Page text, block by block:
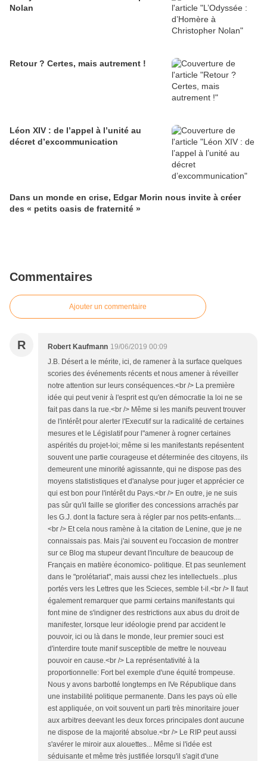
Nolan
Retour ? Certes, mais autrement !
Léon XIV : de l’appel à l’unité au
décret d’excommunication
Dans un monde en crise, Edgar Morin nous invite à créer
des « petits oasis de fraternité »
Commentaires
Ajouter un commentaire
R Robert Kaufmann 19/06/2019 00:09
J.B. Désert a le mérite, ici, de ramener à la surface quelques
scories des événements récents et nous amener à réveiller
notre attention sur leurs conséquences.<br /> La première
idée qui peut venir à l'esprit est qu'en démocratie la loi ne se
fait pas dans la rue.<br /> Même si les manifs peuvent trouver
de l'intérêt pour alerter l'Executif sur la radicalité de certaines
mesures et le Législatif pour l"amener à rogner certaines
aspérités du projet-loi; même si les manifestants repésentent
souvent une partie courageuse et déterminée des citoyens, ils
demeurent une minorité agissannte, qui ne dispose pas des
moyens statististiques et d'analyse pour juger et apprécier ce
qui est bon pour l'intérêt du Pays.<br /> En outre, je ne suis
pas sûr qu'il faille se glorifier des concessions arrachés par
les G.J. dont la facture sera à régler par nos petits-enfants....
<br /> Et cela nous ramène à la citation de Lenine, que je ne
connaissais pas. Mais j'ai souvent eu l'occasion de montrer
sur ce Blog ma stupeur devant l'inculture de beaucoup de
Français en matière économico- politique. Et pas seunlement
dans le "prolétariat", mais aussi chez les intellectuels...plus
portés vers les Lettres que les Scieces, semble t-il.<br /> Il faut
également remarquer que parmi certains manifestants qui
font mine de s'indigner des restrictions aux abus du droit de
manifester, lorsque leur idéologie prend par accident le
pouvoir, ici ou là dans le monde, leur premier souci est
d'interdire toute manif susceptible de mettre le nouveau
pouvoir en cause.<br /> La représentativité à la
proportionnelle: Fort bel exemple d'une équité trompeuse.
Nous y avons barbotté longtemps en IVe République dans
une instabilité politique permanente. Dans les pays où elle
est appliquée, on voit souvent un parti très minoritaire jouer
aux arbitres deevant les deux forces principales dont aucune
ne dispose de la majorité absolue.<br /> Le RIP peut aussi
s'avérer le miroir aux alouettes... Même si l'idée est
séduisante et même très justifiée lorsqu'il s'agit d'une